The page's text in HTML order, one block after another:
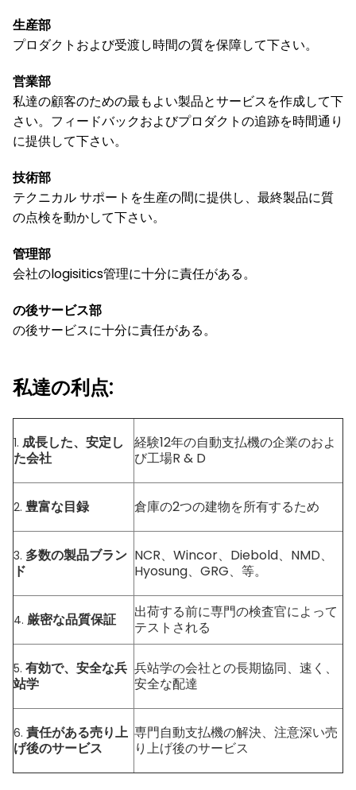
生産部
プロダクトおよび受渡し時間の質を保障して下さい。
営業部
私達の顧客のための最もよい製品とサービスを作成して下
さい。フィードバックおよびプロダクトの追跡を時間通り
に提供して下さい。
技術部
テクニカル サポートを生産の間に提供し、最終製品に質
の点検を動かして下さい。
管理部
会社のlogisitics管理に十分に責任がある。
の後サービス部
の後サービスに十分に責任がある。
私達の利点:
1. 成長した、安定し
た会社
経験12年の自動支払機の企業のおよ
び工場R & D
2. 豊富な目録 倉庫の2つの建物を所有するため
3. 多数の製品ブラン
ド
NCR、Wincor、Diebold、NMD、
Hyosung、GRG、等。
4. 厳密な品質保証
出荷する前に専門の検査官によって
テストされる
5. 有効で、安全な兵
站学
兵站学の会社との長期協同、速く、
安全な配達
6. 責任がある売り上
げ後のサービス
専門自動支払機の解決、注意深い売
り上げ後のサービス